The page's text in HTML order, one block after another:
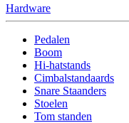
Hardware
Pedalen
Boom
Hi-hatstands
Cimbalstandaards
Snare Staanders
Stoelen
Tom standen